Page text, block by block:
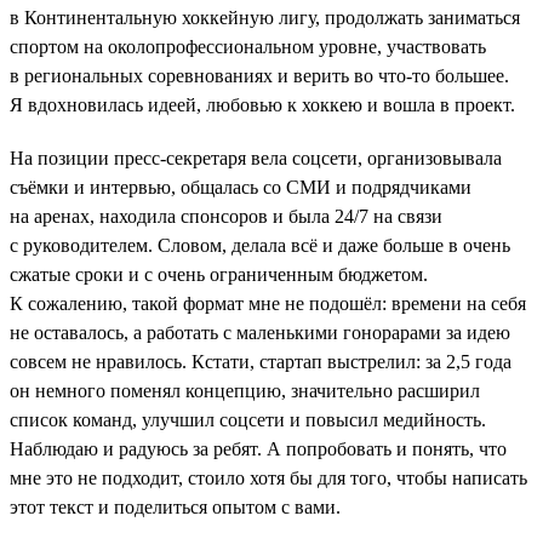
в Континентальную хоккейную лигу, продолжать заниматься
спортом на околопрофессиональном уровне, участвовать
в региональных соревнованиях и верить во что-то большее.
Я вдохновилась идеей, любовью к хоккею и вошла в проект.
На позиции пресс-секретаря вела соцсети, организовывала
съёмки и интервью, общалась со СМИ и подрядчиками
на аренах, находила спонсоров и была 24/7 на связи
с руководителем. Словом, делала всё и даже больше в очень
сжатые сроки и с очень ограниченным бюджетом.
К сожалению, такой формат мне не подошёл: времени на себя
не оставалось, а работать с маленькими гонорарами за идею
совсем не нравилось. Кстати, стартап выстрелил: за 2,5 года
он немного поменял концепцию, значительно расширил
список команд, улучшил соцсети и повысил медийность.
Наблюдаю и радуюсь за ребят. А попробовать и понять, что
мне это не подходит, стоило хотя бы для того, чтобы написать
этот текст и поделиться опытом с вами.